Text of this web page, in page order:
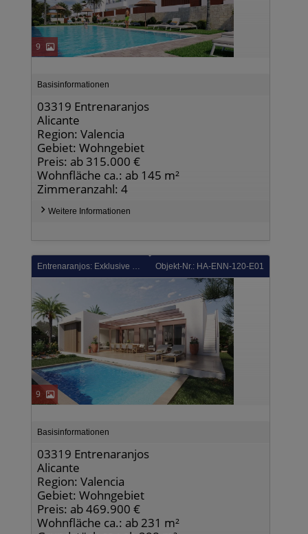
9
Basisinformationen
03319 Entrenaranjos
Alicante
Region: Valencia
Gebiet: Wohngebiet
Preis: ab 315.000 €
Wohnfläche ca.: ab 145 m²
Zimmeranzahl: 4
Weitere Informationen
Entrenaranjos: Exklusive Villen mit 3 Schlafzimmern, 2 Bädern, Dachterrasse und Privatpool in einer sehr schönen Golfanlage Objekt-Nr.: HA-ENN-120-E01
9
Basisinformationen
03319 Entrenaranjos
Alicante
Region: Valencia
Gebiet: Wohngebiet
Preis: ab 469.900 €
Wohnfläche ca.: ab 231 m²